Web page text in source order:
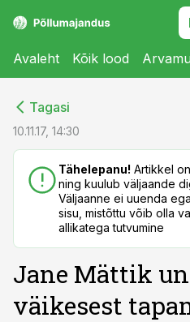
Avaleht Kõik lood
Tagasi
10.11.17, 14:30
Tähelepanu! Artikkel
ning kuulub väljaande
Väljaanne ei uuenda
sisu, mistõttu võib olla
allikatega tutvumine
Jane Mättik
väikesest